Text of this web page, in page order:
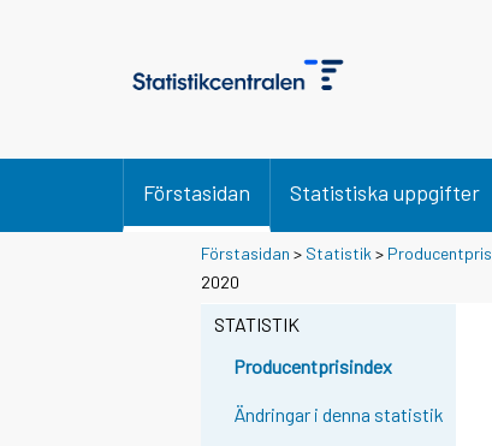
Förstasidan Statistiska uppgifter
Förstasidan > Statistik >
2020
STATISTIK
Producentprisindex
Ändringar i denna statistik